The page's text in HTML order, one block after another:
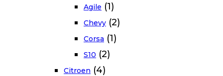
Agile (1)
Chevy (2)
Corsa (1)
S10 (2)
Citroen (4)